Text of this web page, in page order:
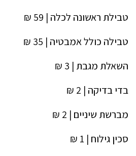
טבילת ראשונה לכלה | 59 ₪
טבילה כולל אמבטיה | 35 ₪
השאלת מגבת | 3 ₪
בדי בדיקה | 2 ₪
מברשת שיניים | 2 ₪
סכין גילוח | 1 ₪